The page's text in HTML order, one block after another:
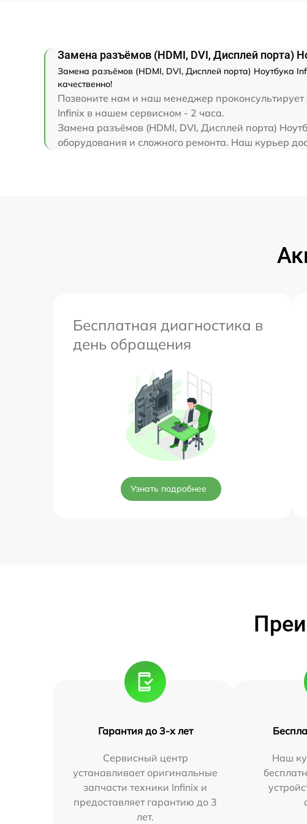
Замена корпуса
Замена тачпада
Увеличение оперативной памяти
Замена разъёмов (HDMI, DVI, Дисплей порта)
Замена разъёмов (HDMI, DVI, Дисплей порта) Ноутбука
качественно!
Позвоните нам и наш менеджер проконсультирует
Infinix в нашем сервисном - 2 часа.
Замена разъёмов (HDMI, DVI, Дисплей порта)
оборудования и сложного ремонта. Наш курьер
Бесплатная диагностика в
день обращения
Узнать подробнее
Гарантия до 3-х лет
Сервисный центр
устанавливает оригинальные
запчасти техники Infinix и
предоставляет гарантию до 3
лет.
Наш